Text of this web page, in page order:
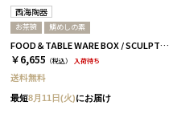
西海陶器
お茶碗 鯛めしの素
FOOD＆TABLE WARE BOX / SCULPTURE / 鯛めし
￥6,655 （税込） 入荷待ち
送料無料
最短8月11日(火)にお届け